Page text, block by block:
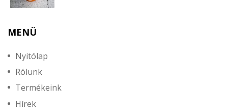
MENÜ
Nyitólap
Rólunk
Termékeink
Hírek